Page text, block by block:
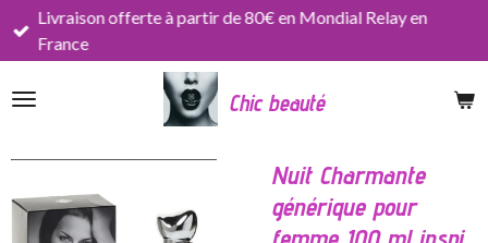
Passer
principal
Chic beauté
Livraison offerte à partir de 80€ en Mondial Relay en
France
Nuit Charmante
générique pour